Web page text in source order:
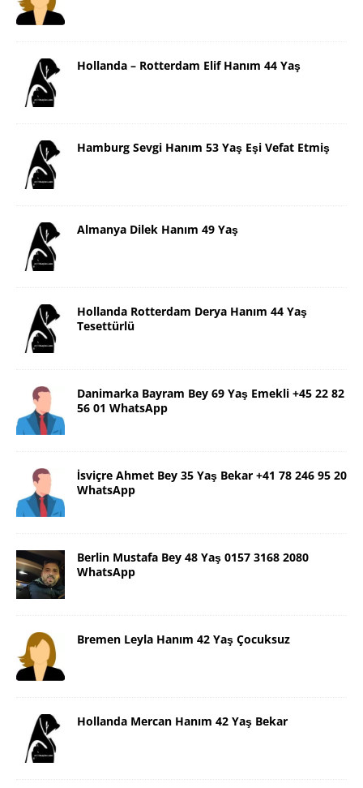
Hollanda – Rotterdam Elif Hanım 44 Yaş
Hamburg Sevgi Hanım 53 Yaş Eşi Vefat Etmiş
Almanya Dilek Hanım 49 Yaş
Hollanda Rotterdam Derya Hanım 44 Yaş
Tesettürlü
Danimarka Bayram Bey 69 Yaş Emekli +45 22 82
56 01 WhatsApp
İsviçre Ahmet Bey 35 Yaş Bekar +41 78 246 95 20
WhatsApp
Berlin Mustafa Bey 48 Yaş 0157 3168 2080
WhatsApp
Bremen Leyla Hanım 42 Yaş Çocuksuz
Hollanda Mercan Hanım 42 Yaş Bekar